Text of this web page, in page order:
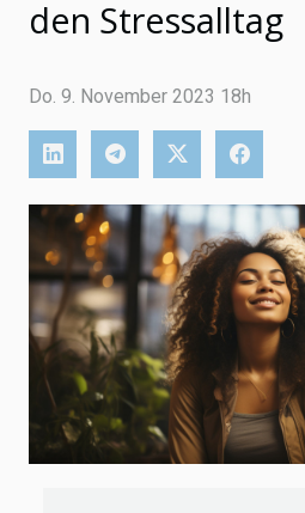
den Stressalltag
Do. 9. November 2023 18h